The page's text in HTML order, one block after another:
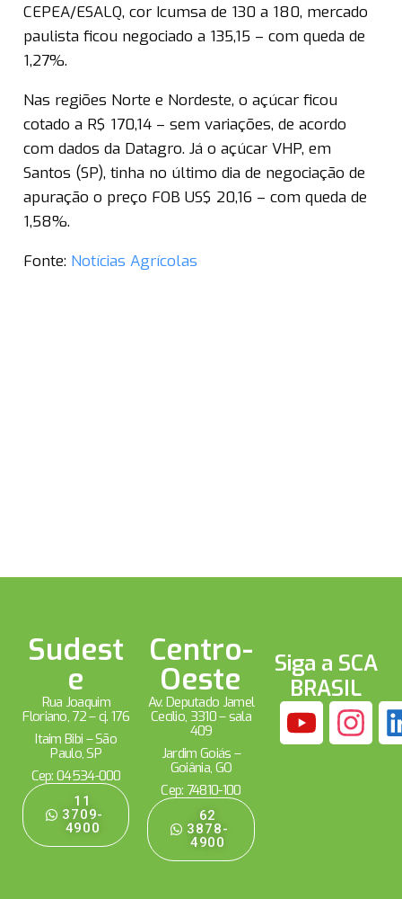
CEPEA/ESALQ, cor Icumsa de 130 a 180, mercado
paulista ficou negociado a 135,15 – com queda de
1,27%.
Nas regiões Norte e Nordeste, o açúcar ficou
cotado a R$ 170,14 – sem variações, de acordo
com dados da Datagro. Já o açúcar VHP, em
Santos (SP), tinha no último dia de negociação de
apuração o preço FOB US$ 20,16 – com queda de
1,58%.
Fonte: Notícias Agrícolas
Sudest
e
Rua Joaquim
Floriano, 72 – cj. 176
Itaim Bibi – São
Paulo, SP
Cep: 04534-000
11
3709-
4900
Centro-
Oeste
Av. Deputado Jamel
Cecílio, 3310 – sala
409
Jardim Goiás –
Goiânia, GO
Cep: 74810-100
62
3878-
4900
Siga a SCA
BRASIL